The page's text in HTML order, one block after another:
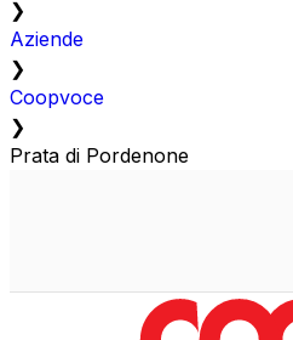
❯
Aziende
❯
Coopvoce
❯
Prata di Pordenone